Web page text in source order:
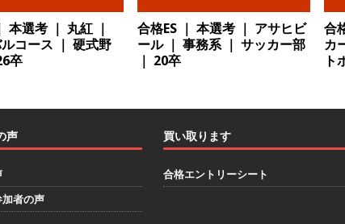
転勤なし ｜ 文系IT未経験でもOK ｜ 新卒の3年以内昇進率91％
るベンチャー企業 ｜ 新卒2年目で1,000万円越え目指せる!! ｜ デ
模の重要施設の建設に携わるサブコン ｜ 環境保全や脱炭素社会
【 28卒 ｜ 建築プロセスの一部を体験できる
｜ 四国・関東エリアで圧倒的な存在感を誇る総合建設会社（ゼ
本選考 ｜ 丸紅 ｜
コース ｜ 硬式野
卒
合格ES ｜ 本選考 ｜ アサヒビ
ール ｜ 事務系 ｜ サッカー部
｜ 20卒
合
カ
ト
声
者の声
買い取ります
合格エントリーシート